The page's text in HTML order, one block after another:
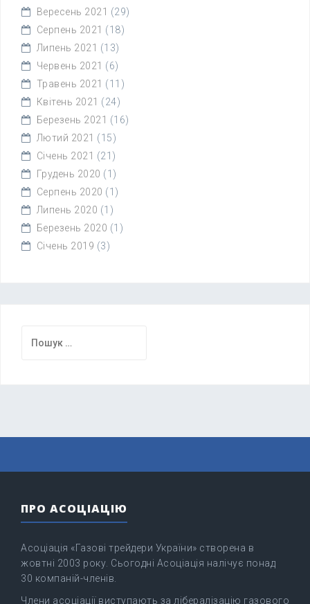
Вересень 2021 (29)
Серпень 2021 (18)
Липень 2021 (13)
Червень 2021 (6)
Травень 2021 (11)
Квітень 2021 (24)
Березень 2021 (16)
Лютий 2021 (15)
Січень 2021 (21)
Грудень 2020 (1)
Серпень 2020 (1)
Липень 2020 (1)
Березень 2020 (1)
Січень 2019 (3)
ПРО АСОЦІАЦІЮ
Асоціація «Газові трейдери України» створена в
жовтні 2003 року. Сьогодні Асоціація налічує понад
30 компаній-членів.
Члени асоціації виступають за лібералізацію газового